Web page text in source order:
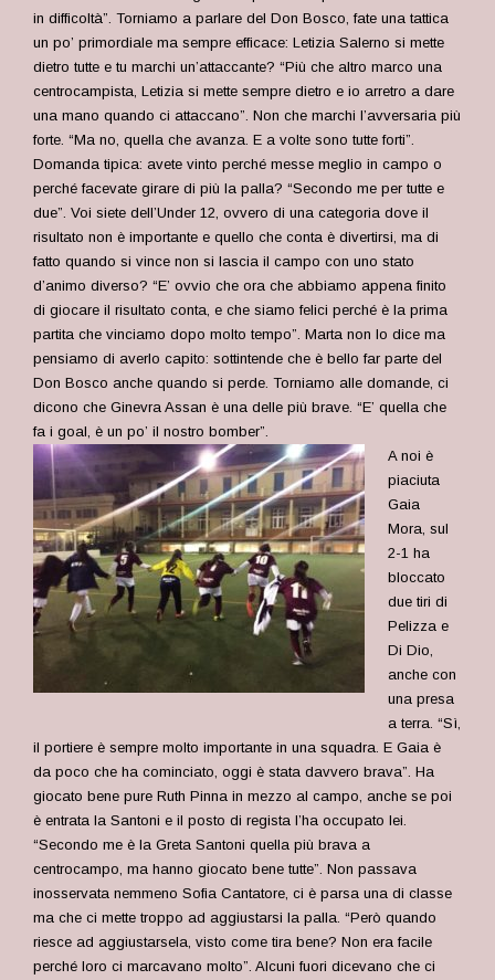
in difficoltà”. Torniamo a parlare del Don Bosco, fate una tattica
un po’ primordiale ma sempre efficace: Letizia Salerno si mette
dietro tutte e tu marchi un’attaccante? “Più che altro marco una
centrocampista, Letizia si mette sempre dietro e io arretro a dare
una mano quando ci attaccano”. Non che marchi l’avversaria più
forte. “Ma no, quella che avanza. E a volte sono tutte forti”.
Domanda tipica: avete vinto perché messe meglio in campo o
perché facevate girare di più la palla? “Secondo me per tutte e
due”. Voi siete dell’Under 12, ovvero di una categoria dove il
risultato non è importante e quello che conta è divertirsi, ma di
fatto quando si vince non si lascia il campo con uno stato
d’animo diverso? “E’ ovvio che ora che abbiamo appena finito
di giocare il risultato conta, e che siamo felici perché è la prima
partita che vinciamo dopo molto tempo”. Marta non lo dice ma
pensiamo di averlo capito: sottintende che è bello far parte del
Don Bosco anche quando si perde. Torniamo alle domande, ci
dicono che Ginevra Assan è una delle più brave. “E’ quella che
fa i goal, è un po’ il nostro bomber”.
A noi è
piaciuta
Gaia
Mora, sul
2-1 ha
bloccato
due tiri di
Pelizza e
Di Dio,
anche con
una presa
a terra. “Sì,
il portiere è sempre molto importante in una squadra. E Gaia è
da poco che ha cominciato, oggi è stata davvero brava”. Ha
giocato bene pure Ruth Pinna in mezzo al campo, anche se poi
è entrata la Santoni e il posto di regista l’ha occupato lei.
“Secondo me è la Greta Santoni quella più brava a
centrocampo, ma hanno giocato bene tutte”. Non passava
inosservata nemmeno Sofia Cantatore, ci è parsa una di classe
ma che ci mette troppo ad aggiustarsi la palla. “Però quando
riesce ad aggiustarsela, visto come tira bene? Non era facile
perché loro ci marcavano molto”. Alcuni fuori dicevano che ci